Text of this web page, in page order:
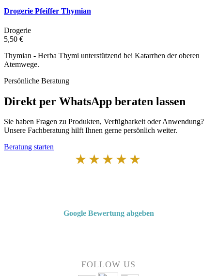
Drogerie Pfeiffer Thymian
Drogerie
5,50 €
Thymian - Herba Thymi unterstützend bei Katarrhen der oberen
Atemwege.
Persönliche Beratung
Direkt per WhatsApp beraten lassen
Sie haben Fragen zu Produkten, Verfügbarkeit oder Anwendung?
Unsere Fachberatung hilft Ihnen gerne persönlich weiter.
Beratung starten
★★★★★
Google Bewertung abgeben
FOLLOW US